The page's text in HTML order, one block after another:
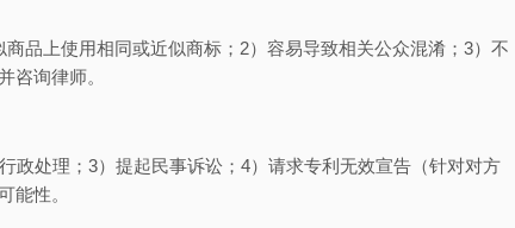
品上使用相同或近似商标；2）容易导致相关公众混淆；3）不
咨询律师。
政处理；3）提起民事诉讼；4）请求专利无效宣告（针对对方
能性。